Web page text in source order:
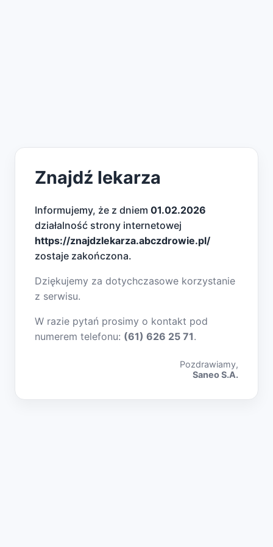
Znajdź lekarza
Informujemy, że z dniem 01.02.2026
działalność strony internetowej
https://znajdzlekarza.abczdrowie.pl/
zostaje zakończona.
Dziękujemy za dotychczasowe korzystanie
z serwisu.
W razie pytań prosimy o kontakt pod
numerem telefonu: (61) 626 25 71.
Pozdrawiamy,
Saneo S.A.